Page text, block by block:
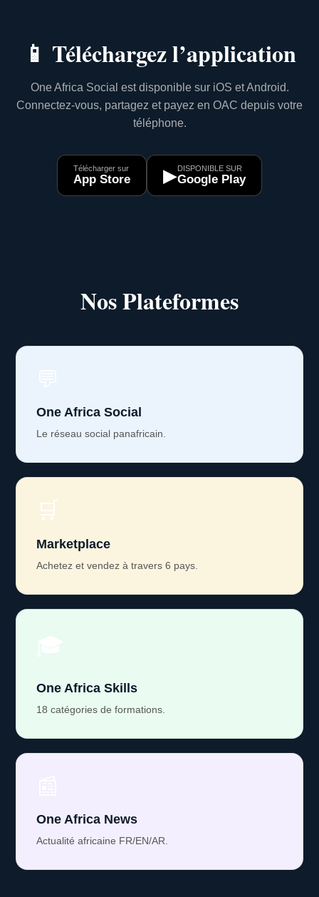
📱 Téléchargez l’application
One Africa Social est disponible sur iOS et Android.
Connectez-vous, partagez et payez en OAC depuis votre
téléphone.
Télécharger sur
App Store ▶DISPONIBLE SUR
Google Play
Nos Plateformes
One Africa Social
Le réseau social panafricain.
🛒
Marketplace
Achetez et vendez à travers 6 pays.
One Africa Skills
18 catégories de formations.
One Africa News
Actualité africaine FR/EN/AR.